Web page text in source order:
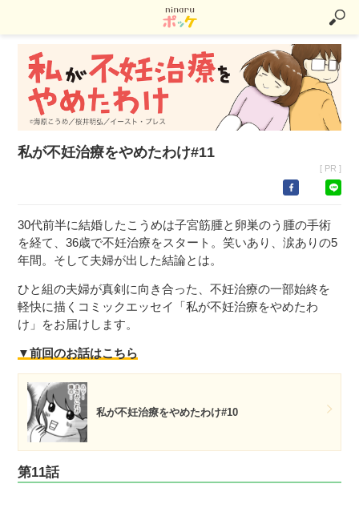
私が不妊治療をやめたわけ#11
[ PR ]
30代前半に結婚したこうめは子宮筋腫と卵巣のう腫の手術
を経て、36歳で不妊治療をスタート。笑いあり、涙ありの5
年間。そして夫婦が出した結論とは。
ひと組の夫婦が真剣に向き合った、不妊治療の一部始終を
軽快に描くコミックエッセイ「私が不妊治療をやめたわ
け」をお届けします。
▼前回のお話はこちら
私が不妊治療をやめたわけ#10
第11話